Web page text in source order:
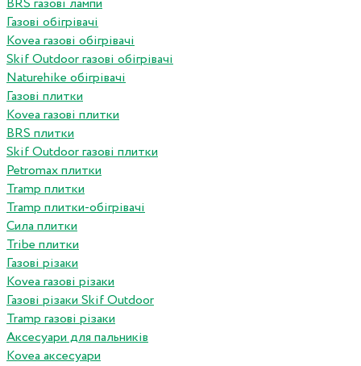
BRS газові лампи
Газові обігрівачі
Kovea газові обігрівачі
Skif Outdoor газові обігрівачі
Naturehike обігрівачі
Газові плитки
Kovea газові плитки
BRS плитки
Skif Outdoor газові плитки
Petromax плитки
Tramp плитки
Tramp плитки-обігрівачі
Сила плитки
Tribe плитки
Газові різаки
Kovea газові різаки
Газові різаки Skif Outdoor
Tramp газові різаки
Аксесуари для пальників
Kovea аксесуари